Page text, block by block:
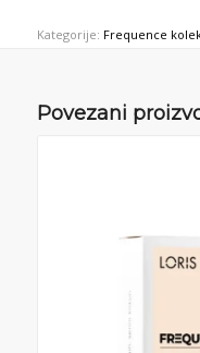
Kategorije: Frequence
Povezani